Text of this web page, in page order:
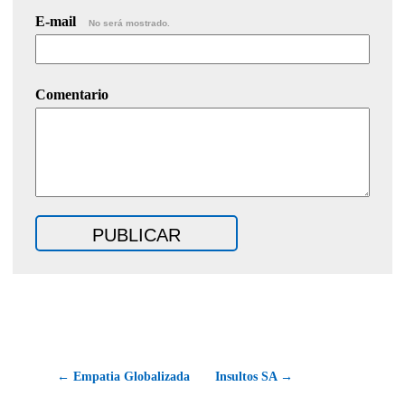
E-mail No será mostrado.
Comentario
← Empatia Globalizada Insultos SA →